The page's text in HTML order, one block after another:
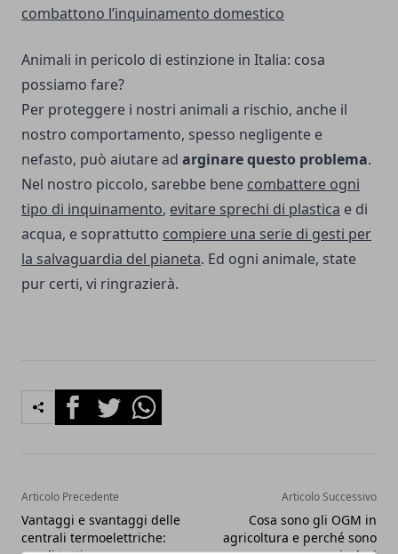
combattono l’inquinamento domestico
Animali in pericolo di estinzione in Italia: cosa
possiamo fare?
Per proteggere i nostri animali a rischio, anche il
nostro comportamento, spesso negligente e
nefasto, può aiutare ad arginare questo problema.
Nel nostro piccolo, sarebbe bene combattere ogni
tipo di inquinamento, evitare sprechi di plastica e di
acqua, e soprattutto compiere una serie di gesti per
la salvaguardia del pianeta. Ed ogni animale, state
pur certi, vi ringrazierà.
FacebookTwitterWhatsapp
Articolo Precedente
Vantaggi e svantaggi delle
centrali termoelettriche:
Articolo Successivo
Cosa sono gli OGM in
agricoltura e perché sono